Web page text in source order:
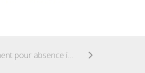
Licenciement pour absence injustifiée